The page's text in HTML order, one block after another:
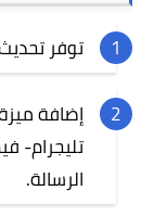
توفر تحديث
إضافة
تليجرام-
الرسالة.